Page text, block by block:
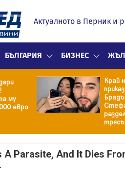
Актуалното в Перник и
БЪЛГАРИЯ БИЗНЕС
му
евро
Край
A Parasite, And It Dies